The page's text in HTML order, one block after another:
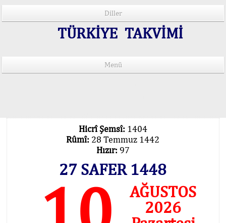
Diller
TÜRKİYE TAKVİMİ
Menü
Hicrî Şemsî: 1404
Rûmî: 28 Temmuz 1442
Hızır: 97
27 SAFER 1448
AĞUSTOS
2026